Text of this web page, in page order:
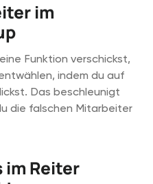
im
Funktion verschickst,
indem du auf
Das beschleunigt
die falschen Mitarbeiter
Reiter